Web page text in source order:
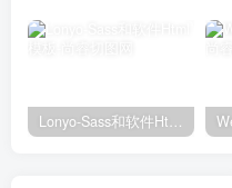
Lonyo-Sass和软件Html模板